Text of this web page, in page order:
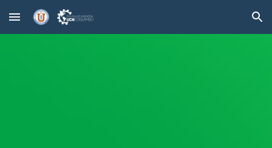
Skip to main content Skip to navigation